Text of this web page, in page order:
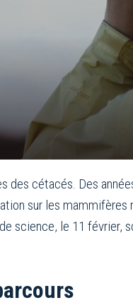
des cétacés. Des
sur les
science, le 11 février,